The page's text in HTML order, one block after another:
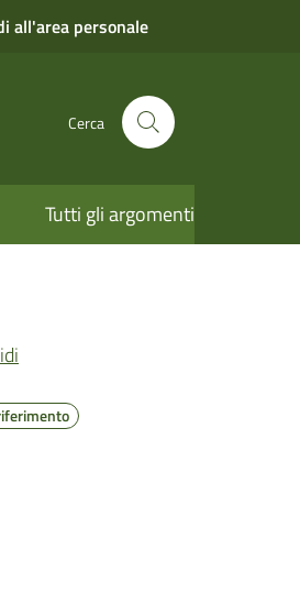
all'area personale
Cerca
Tutti gli argomenti